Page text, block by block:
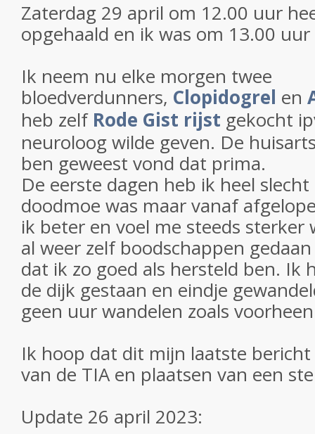
Zaterdag 29 april om 12.00 uur
opgehaald en ik was om 13.00
Ik neem nu elke morgen twee
bloedverdunners, Clopidogrel en
heb zelf Rode Gist rijst gekocht
neuroloog wilde geven. De
ben geweest vond dat prima.
De eerste dagen heb ik heel
doodmoe was maar vanaf
ik beter en voel me steeds sterker
al weer zelf boodschappen
dat ik zo goed als hersteld ben. Ik
de dijk gestaan en eindje
geen uur wandelen zoals
Ik hoop dat dit mijn laatste bericht
van de TIA en plaatsen van een
Update 26 april 2023: